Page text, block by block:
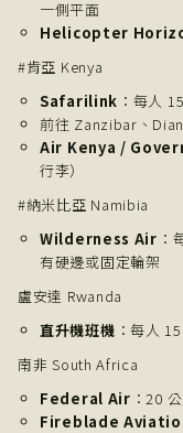
一側平面
Helicopter
#肯亞 Kenya
Safarilink ：每人
前往 Zanzibar、
Air Kenya /
行李）
#納米比亞 Namibia
Wilderness Air ：
有硬邊或固定輪架
盧安達 Rwanda
直升機班機 ：每人
南非 South Africa
Federal Air ：20
Fireblade